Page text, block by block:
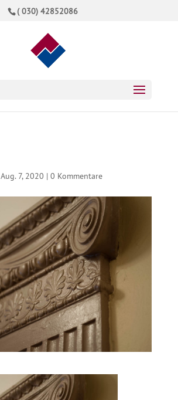
( 030) 42852086
Aug. 7, 2020 | 0 Kommentare